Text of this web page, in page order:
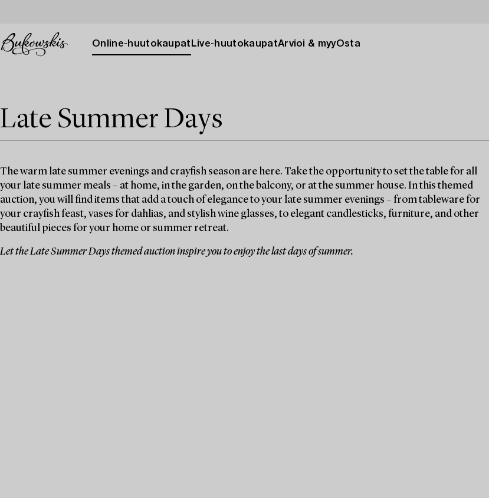
Online-huutokaupat Live-huutokaupatArvioi & myyOsta
Late Summer Days
The warm late summer evenings and crayfish season are here. Take the opportunity to set the table for all
your late summer meals – at home, in the garden, on the balcony, or at the summer house. In this themed
auction, you will find items that add a touch of elegance to your late summer evenings – from tableware for
your crayfish feast, vases for dahlias, and stylish wine glasses, to elegant candlesticks, furniture, and other
beautiful pieces for your home or summer retreat.
Let the Late Summer Days themed auction inspire you to enjoy the last days of summer.